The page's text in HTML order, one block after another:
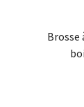
Brosse